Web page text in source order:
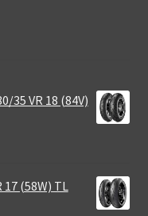
35 VR 18 (84V)
(58W) TL